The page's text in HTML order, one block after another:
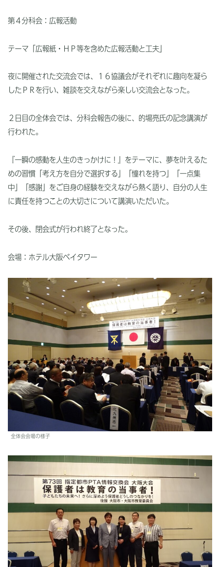
第４分科会：広報活動
テーマ「広報紙・ＨＰ等を含めた広報活動と工夫」
夜に開催された交流会では、１６協議会がそれぞれに趣向を凝ら
したＰＲを行い、雑談を交えながら楽しい交流会となった。
２日目の全体会では、分科会報告の後に、的場亮氏の記念講演が
行われた。
『一瞬の感動を人生のきっかけに！』をテーマに、夢を叶えるた
めの習慣「考え方を自分で選択する」「憧れを持つ」「一点集
中」「感謝」をご自身の経験を交えながら熱く語り、自分の人生
に責任を持つことの大切さについて講演いただいた。
その後、閉会式が行われ終了となった。
会場：ホテル大阪ベイタワー
全体会会場の様子